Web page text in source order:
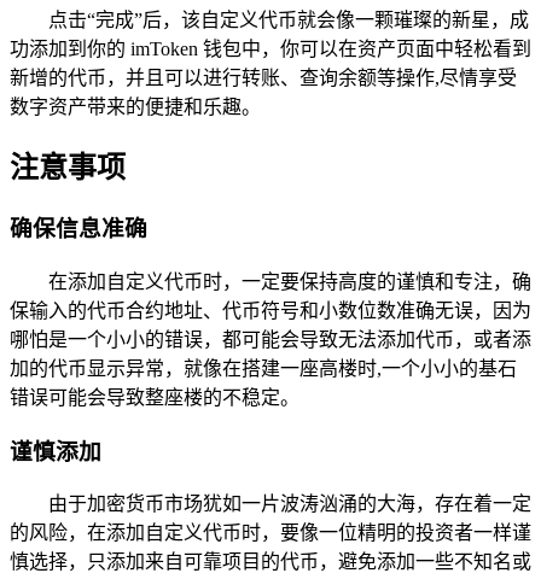
点击“完成”后，该自定义代币就会像一颗璀璨的新星，成
功添加到你的 imToken 钱包中，你可以在资产页面中轻松看到
新增的代币，并且可以进行转账、查询余额等操作,尽情享受
数字资产带来的便捷和乐趣。
注意事项
确保信息准确
在添加自定义代币时，一定要保持高度的谨慎和专注，确
保输入的代币合约地址、代币符号和小数位数准确无误，因为
哪怕是一个小小的错误，都可能会导致无法添加代币，或者添
加的代币显示异常，就像在搭建一座高楼时,一个小小的基石
错误可能会导致整座楼的不稳定。
谨慎添加
由于加密货币市场犹如一片波涛汹涌的大海，存在着一定
的风险，在添加自定义代币时，要像一位精明的投资者一样谨
慎选择，只添加来自可靠项目的代币，避免添加一些不知名或